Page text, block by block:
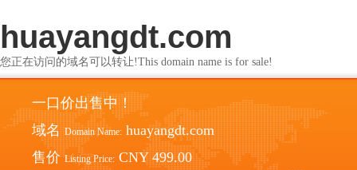
huayangdt.com
您正在访问的域名可以转让!This domain name is for sale!
一口价出售中！
域名 Domain Name: huayangdt.com
售价 Listing Price: CNY 499.00